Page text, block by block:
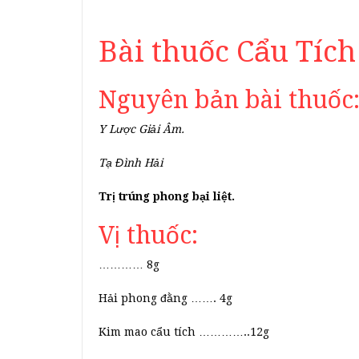
Bài thuốc Cẩu
Nguyên bản bài thuốc:
Y Lược Giải Âm.
Tạ Đình Hải
Trị trúng phong bại liệt.
Vị thuốc:
………… 8g
Hải phong đằng ……. 4g
Kim mao cẩu tích …………..12g